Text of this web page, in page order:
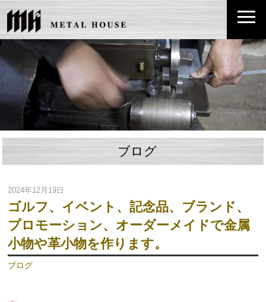
ブログ
2024年12月19日
ゴルフ、イベント、記念品、ブランド、
プロモーション、オーダーメイドで金属
小物や革小物を作ります。
ブログ